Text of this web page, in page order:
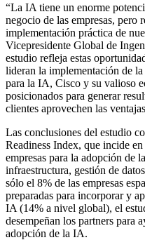
“La IA tiene un enorme
negocio de las empresas, pero
implementación práctica de
Vicepresidente Global de
estudio refleja estas
lideran la implementación de
para la IA, Cisco y su valioso
posicionados para generar
clientes aprovechen las
Las conclusiones del estudio
Readiness Index, que incide
empresas para la adopción de
infraestructura, gestión de
sólo el 8% de las empresas
preparadas para incorporar y
IA (14% a nivel global), el
desempeñan los partners para
adopción de la IA.